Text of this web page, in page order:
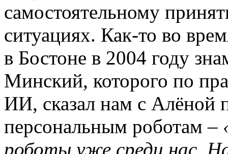
самостоятельному
ситуациях. Как-то во
в Бостоне в 2004 году
Минский, которого по
ИИ, сказал нам с Алёной
персональным роботам –
роботы уже среди нас.